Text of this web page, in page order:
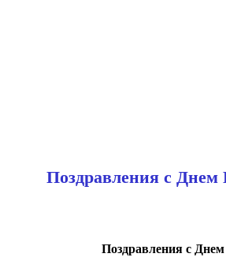
Поздравления с
Поздравления с